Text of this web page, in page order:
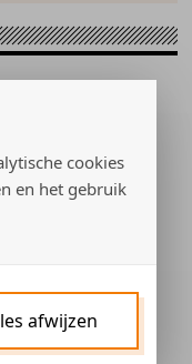
cookies
en het gebruik
afwijzen